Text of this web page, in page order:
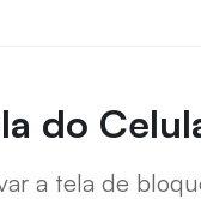
do
a tela de